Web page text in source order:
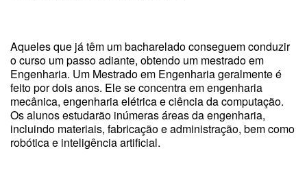
Aqueles que já têm um bacharelado conseguem conduzir
o curso um passo adiante, obtendo um mestrado em
Engenharia. Um Mestrado em Engenharia geralmente é
feito por dois anos. Ele se concentra em engenharia
mecânica, engenharia elétrica e ciência da computação.
Os alunos estudarão inúmeras áreas da engenharia,
incluindo materiais, fabricação e administração, bem como
robótica e inteligência artificial.